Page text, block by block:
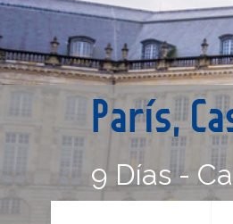
París,
9 Días -